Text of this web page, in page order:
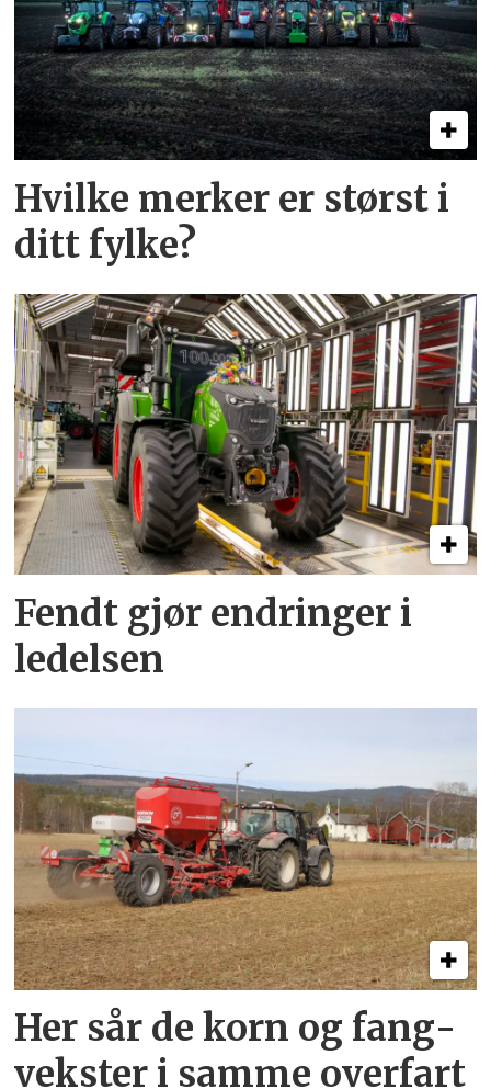
Hvilke merker er størst i
ditt fylke?
Fendt gjør endringer i
ledelsen
Her sår de korn og fang­
vekster i samme overfart